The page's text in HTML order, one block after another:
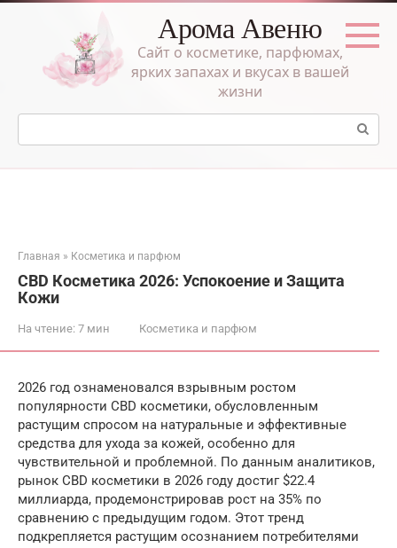
Перейти
Арома Авеню
Сайт о косметике, парфюмах,
ярких запахах и вкусах в вашей
жизни
Поиск:
Главная » Косметика и парфюм
CBD Косметика 2026: Успокоение и Защита
Кожи
На чтение: 7 мин Косметика и парфюм
2026 год ознаменовался взрывным ростом
популярности CBD косметики, обусловленным
растущим спросом на натуральные и эффективные
средства для ухода за кожей, особенно для
чувствительной и проблемной. По данным аналитиков,
рынок CBD косметики в 2026 году достиг $22.4
миллиарда, продемонстрировав рост на 35% по
сравнению с предыдущим годом. Этот тренд
подкрепляется растущим осознанием потребителями